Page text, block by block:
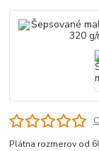
Plátna rozmerov od